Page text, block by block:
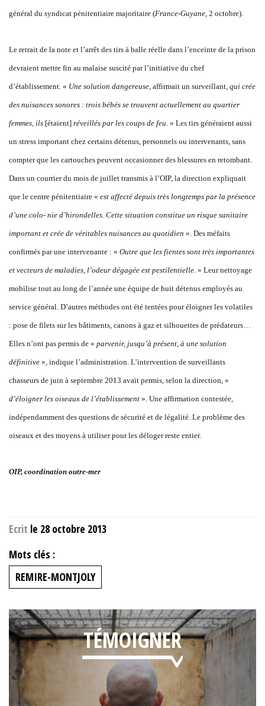
général du syndicat pénitentiaire majoritaire (France-Guyane , 2 octobre).
Le retrait de la note et l’arrêt des tirs à balle réelle dans l’enceinte de la prison
devraient mettre fin au malaise suscité par l’initiative du chef
d’établissement. « Une solution dangereuse, affirmait un surveillant , qui crée
des nuisances sonores : trois bébés se trouvent actuellement au quartier
femmes, ils [étaient] réveillés par les coups de feu . » Les tirs généraient aussi
un stress important chez certains détenus, personnels ou intervenants, sans
compter que les cartouches peuvent occasionner des blessures en retombant.
Dans un courrier du mois de juillet transmis à l’OIP, la direction expliquait
que le centre pénitentiaire « est affecté depuis très longtemps par la présence
d’une colo- nie d’hirondelles. Cette situation constitue un risque sanitaire
important et crée de véritables nuisances au quotidien ». Des méfaits
confirmés par une intervenante : « Outre que les fientes sont très importantes
et vecteurs de maladies, l’odeur dégagée est pestilentielle . » Leur nettoyage
mobilise tout au long de l’année une équipe de huit détenus employés au
service général. D’autres méthodes ont été tentées pour éloigner les volatiles
: pose de filets sur les bâtiments, canons à gaz et silhouettes de prédateurs…
Elles n’ont pas permis de « parvenir, jusqu’à présent, à une solution
définitive », indique l’administration. L’intervention de surveillants
chasseurs de juin à septembre 2013 avait permis, selon la direction, «
d’éloigner les oiseaux de l’établissement ». Une affirmation contestée,
indépendamment des questions de sécurité et de légalité. Le problème des
oiseaux et des moyens à utiliser pour les déloger reste entier.
OIP, coordination outre-mer
Ecrit le 28 octobre 2013
Mots clés :
REMIRE-MONTJOLY
TÉMOIGNER